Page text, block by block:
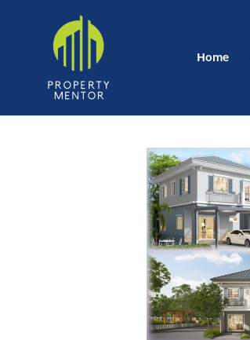
Home